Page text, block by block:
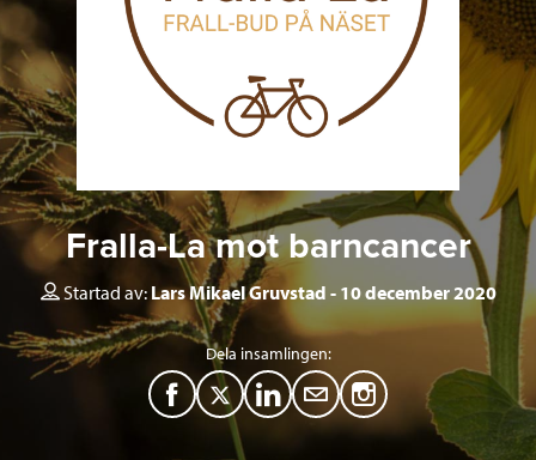
Fralla-La mot barncancer
Startad av: Lars Mikael Gruvstad 10 december 2020
Dela insamlingen:
F
T
w
L
i
M